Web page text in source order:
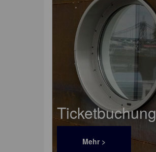
Ticketbuchung
Mehr >